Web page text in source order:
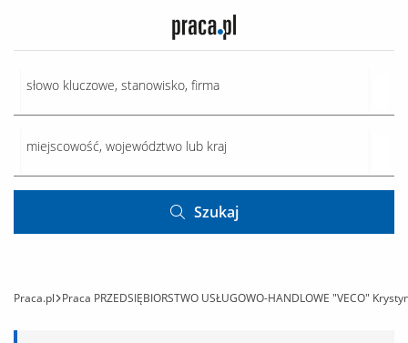
Szukaj
Praca.pl Praca PRZEDSIĘBIORSTWO USŁUGOWO-HANDLOWE "VECO"